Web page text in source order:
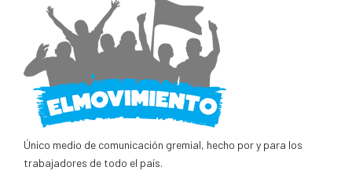
Único medio de comunicación gremial, hecho por y para los
trabajadores de todo el país.